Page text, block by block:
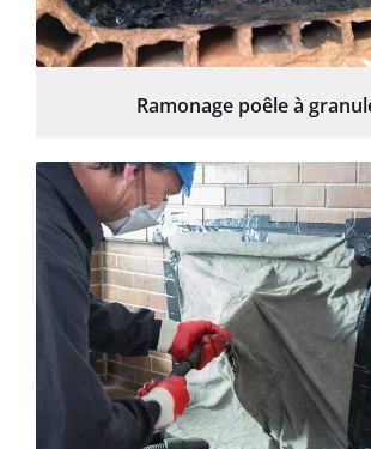
Ramonage poêle à